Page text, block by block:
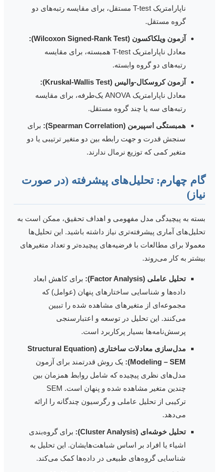
ناپارامتریک T-test مستقل، برای مقایسه رتبه‌های دو
گروه مستقل.
آزمون ویلکاکسون (Wilcoxon Signed-Rank Test):
معادل ناپارامتریک T-test همبسته، برای مقایسه
رتبه‌های دو گروه وابسته.
آزمون کروسکال-والیس (Kruskal-Wallis Test):
معادل ناپارامتریک ANOVA یک‌طرفه، برای مقایسه
رتبه‌های سه یا چند گروه مستقل.
همبستگی اسپیرمن (Spearman Correlation):
برای
سنجش قدرت و جهت رابطه بین دو متغیر ترتیبی یا دو
متغیر کمی که توزیع نرمال ندارند.
چهارم: تحلیل‌های پیشرفته (در صورت
به پیچیدگی مدل مفهومی و اهداف تحقیق، ممکن است به
آماری پیشرفته‌تری نیاز داشته باشید. این تحلیل‌ها
برای مطالعات با فرضیه‌های پیچیده‌تر و تعداد متغیرهای
به کار می‌روند.
تحلیل عاملی (Factor Analysis):
برای کاهش ابعاد
داده‌ها و شناسایی ساختارهای پنهان (عوامل) که
مجموعه‌ای از متغیرهای مشاهده شده را تبیین
می‌کنند. این تحلیل در توسعه و اعتبارسنجی
پرسش‌نامه‌ها بسیار پرکاربرد است.
مدل‌سازی معادلات ساختاری (Structural Equation
Modeling – SEM): یک روش قدرتمند برای آزمون
مدل‌های نظری پیچیده که شامل روابط همزمان بین
چندین متغیر مشاهده شده و پنهان است. SEM
ترکیبی از تحلیل عاملی و رگرسیون چندگانه را ارائه
می‌دهد.
تحلیل خوشه‌ای (Cluster Analysis):
برای گروه‌بندی
اشیاء یا افراد بر اساس شباهت‌هایشان. این تحلیل به
شناسایی گروه‌های طبیعی در داده‌ها کمک می‌کند.